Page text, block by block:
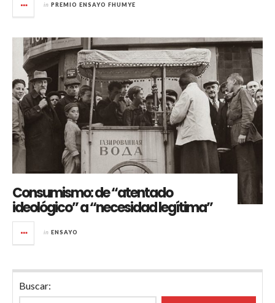
in PREMIO ENSAYO FHUMYE
Consumismo: de “atentado
ideológico” a “necesidad legítima”
in ENSAYO
Buscar: